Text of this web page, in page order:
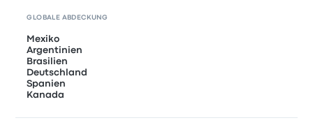
GLOBALE ABDECKUNG
Mexiko
Argentinien
Brasilien
Deutschland
Spanien
Kanada